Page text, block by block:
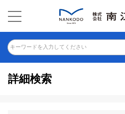
キーワードを入力してください
詳細検索